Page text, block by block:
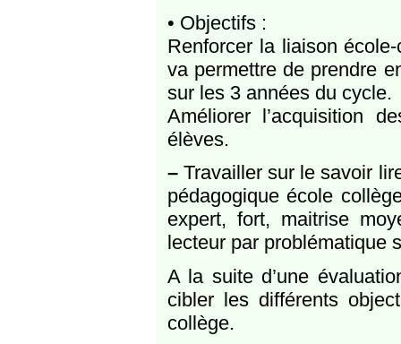
• Objectifs :
Renforcer la liaison
va permettre de prendre
sur les 3 années du cycle.
Améliorer l’acquisition
élèves.
–Travailler sur le savoir
pédagogique école
expert, fort, maitrise
lecteur par problématique
A la suite d’une
cibler les différents
collège.